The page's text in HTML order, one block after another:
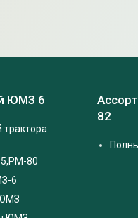
ЮМЗ 6
трактора
80
6
ЮМЗ
82